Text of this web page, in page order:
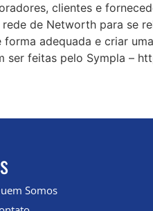
clientes e
de Networth para se
adequada e criar
feitas pelo Sympla –
Somos